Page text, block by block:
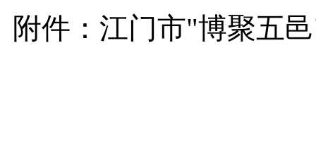
附件：江门市"博聚五